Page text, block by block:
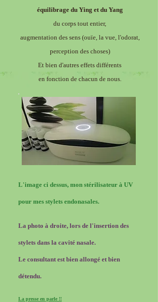
équilibrage du Ying et du Yang
du corps tout entier,
augmentation des sens (ouïe, la vue, l'odorat,
perception des choses)
Et bien d'autres effets différents
en fonction de chacun de nous.
L'image ci dessus, mon stérilisateur à UV
pour mes stylets endonasales.
La photo à droite, lors de l'insertion des
stylets dans la cavité nasale.
Le consultant est bien allongé et bien
détendu.
La presse en parle !!